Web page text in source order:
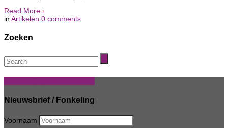
Read More ›
in Artikelen 0 comments
Zoeken
Nieuwsbrief / Fonkeling
Voornaam